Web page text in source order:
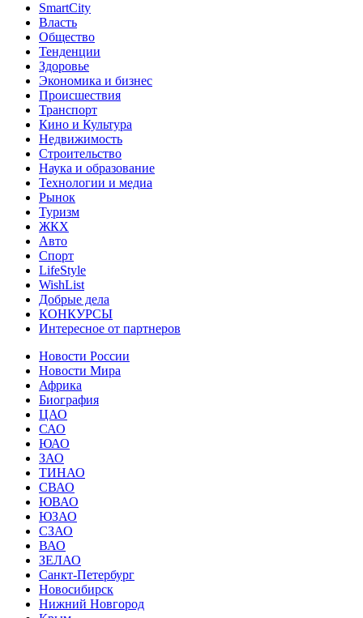
SmartCity
Власть
Общество
Тенденции
Здоровье
Экономика и бизнес
Происшествия
Транспорт
Кино и Культура
Недвижимость
Строительство
Наука и образование
Технологии и медиа
Рынок
Туризм
ЖКХ
Авто
Спорт
LifeStyle
WishList
Добрые дела
КОНКУРСЫ
Интересное от партнеров
Новости России
Новости Мира
Африка
Биография
ЦАО
САО
ЮАО
ЗАО
ТИНАО
СВАО
ЮВАО
ЮЗАО
СЗАО
ВАО
ЗЕЛАО
Санкт-Петербург
Новосибирск
Нижний Новгород